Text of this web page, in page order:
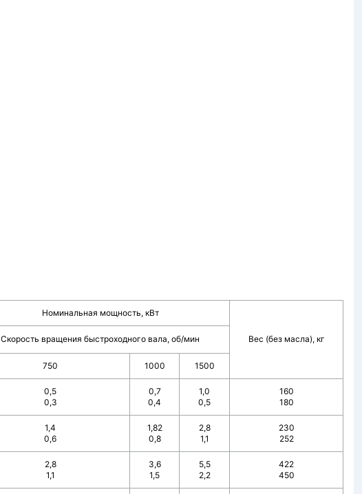
Номинальная мощность, кВт
Вес (без масла), кг
Скорость вращения быстроходного вала, об/мин
750 1000 1500
0,5
0,3
0,7
0,4
1,0
0,5
160
180
1,4
0,6
1,82
0,8
2,8
1,1
230
252
2,8
1,1
3,6
1,5
5,5
2,2
422
450